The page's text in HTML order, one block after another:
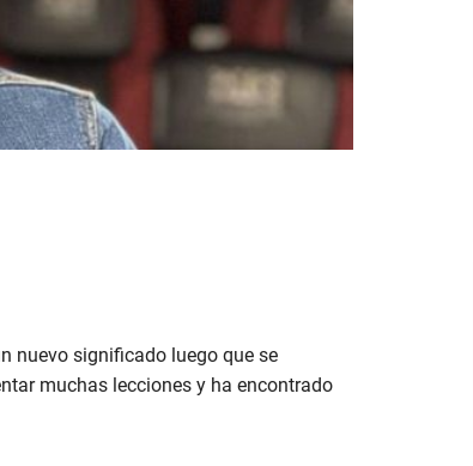
nuevo significado luego que se
muchas lecciones y ha encontrado